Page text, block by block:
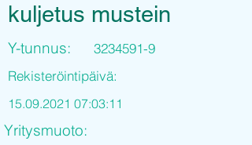
kuljetus mustein
Y-tunnus:
3234591-9
Rekisteröintipäivä:
15.09.2021 07:03:11
Yritysmuoto: